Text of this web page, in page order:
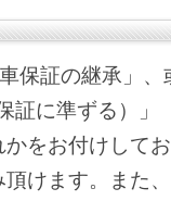
保証の継承」
証に準ずる）」
をお付けして
けます。また